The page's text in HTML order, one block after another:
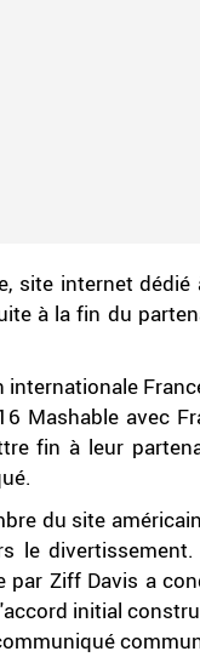
site internet
à la fin du
Mashable avec
fin à leur
du site
le
Ziff Davis a
initial